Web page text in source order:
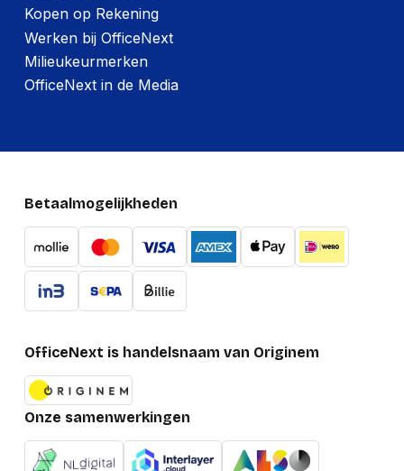
Kopen op Rekening
Werken bij OfficeNext
Milieukeurmerken
OfficeNext in de Media
Betaalmogelijkheden
OfficeNext is handelsnaam van Originem
Onze samenwerkingen